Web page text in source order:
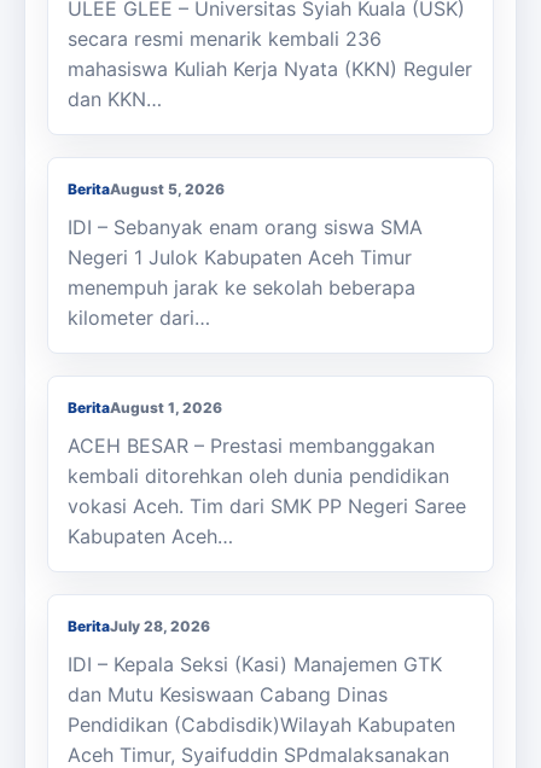
ULEE GLEE – Universitas Syiah Kuala (USK)
secara resmi menarik kembali 236
mahasiswa Kuliah Kerja Nyata (KKN) Reguler
dan KKN…
Berjalan Kaki ke Sekolah, Enam Siswa
SMAN 1 Julok Butuh Sepeda
BeritaAugust 5, 2026
IDI – Sebanyak enam orang siswa SMA
Negeri 1 Julok Kabupaten Aceh Timur
menempuh jarak ke sekolah beberapa
kilometer dari…
Membanggakan, Siswa SMK PPN Saree
Raih Juara LKS Nasional 2026
BeritaAugust 1, 2026
ACEH BESAR – Prestasi membanggakan
kembali ditorehkan oleh dunia pendidikan
vokasi Aceh. Tim dari SMK PP Negeri Saree
Kabupaten Aceh…
Kasi Cabdisdik Kabupaten Aceh Timur
Antar Tugas Kepala SMKN 1 Julok
BeritaJuly 28, 2026
IDI – Kepala Seksi (Kasi) Manajemen GTK
dan Mutu Kesiswaan Cabang Dinas
Pendidikan (Cabdisdik)Wilayah Kabupaten
Aceh Timur, Syaifuddin SPdmalaksanakan